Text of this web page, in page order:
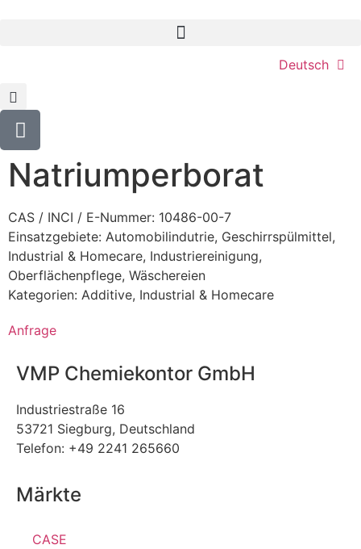
Deutsch
Natriumperborat
CAS / INCI / E-Nummer: 10486-00-7
Einsatzgebiete: Automobilindutrie, Geschirrspülmittel,
Industrial & Homecare, Industriereinigung,
Oberflächenpflege, Wäschereien
Kategorien: Additive, Industrial & Homecare
Anfrage
VMP Chemiekontor GmbH
Industriestraße 16
53721 Siegburg, Deutschland
Telefon: +49 2241 265660
Märkte
CASE